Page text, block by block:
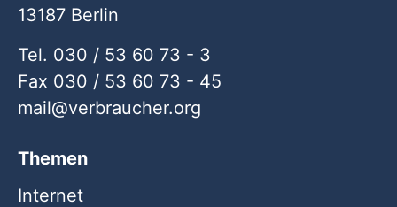
13187 Berlin
Tel. 030 / 53 60 73 - 3
Fax 030 / 53 60 73 - 45
mail
verbraucher org
Themen
Internet